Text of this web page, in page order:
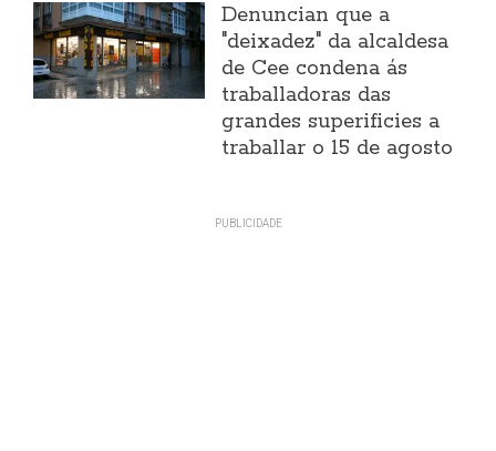
Denuncian que a
"deixadez" da alcaldesa
de Cee condena ás
traballadoras das
grandes superificies a
traballar o 15 de agosto